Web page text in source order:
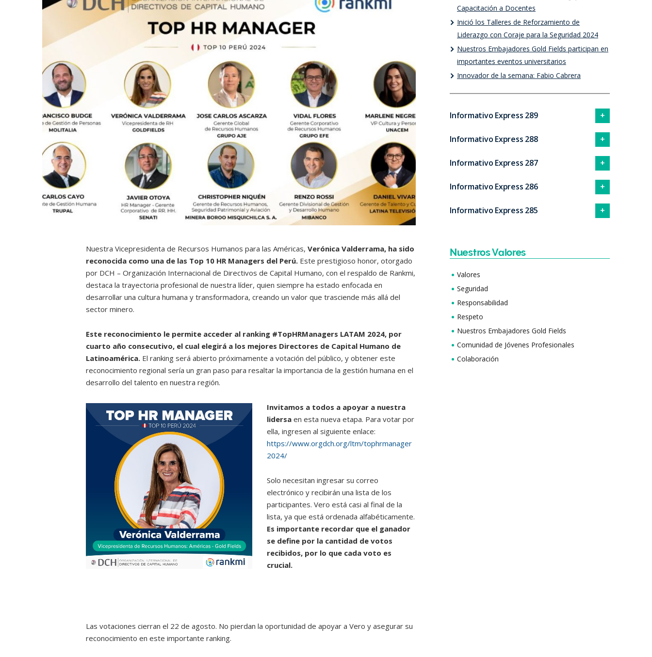
Nuestra Vicepresidenta de Recursos Humanos para las Américas, Verónica Valderrama, ha sido
reconocida como una de las Top 10 HR Managers del Perú. Este prestigioso honor, otorgado
por DCH – Organización Internacional de Directivos de Capital Humano, con el respaldo de Rankmi,
destaca la trayectoria profesional de nuestra líder, quien siempre ha estado enfocada en
desarrollar una cultura humana y transformadora, creando un valor que trasciende más allá del
sector minero.
Este reconocimiento le permite acceder al ranking #TopHRManagers LATAM 2024, por
cuarto año consecutivo, el cual elegirá a los mejores Directores de Capital Humano de
Latinoamérica. El ranking será abierto próximamente a votación del público, y obtener este
reconocimiento regional sería un gran paso para resaltar la importancia de la gestión humana en el
desarrollo del talento en nuestra región.
Invitamos a todos a apoyar a nuestra
lidersa en esta nueva etapa. Para votar por
ella, ingresen al siguiente enlace:
https://www.orgdch.org/ltm/tophrmanager
2024/
Solo necesitan ingresar su correo
electrónico y recibirán una lista de los
participantes. Vero está casi al final de la
lista, ya que está ordenada alfabéticamente.
Es importante recordar que el ganador
se define por la cantidad de votos
recibidos, por lo que cada voto es
crucial.
Las votaciones cierran el 22 de agosto. No pierdan la oportunidad de apoyar a Vero y asegurar su
reconocimiento en este importante ranking.
Capacitación a Docentes
Inició los Talleres de Reforzamiento de
Liderazgo con Coraje para la Seguridad 2024
Nuestros Embajadores Gold Fields participan en
importantes eventos universitarios
Innovador de la semana: Fabio Cabrera
Informativo Express 289
Informativo Express 288
Informativo Express 287
Informativo Express 286
Informativo Express 285
Nuestros Valores
Valores
Seguridad
Responsabilidad
Respeto
Nuestros Embajadores Gold Fields
Comunidad de Jóvenes Profesionales
Colaboración